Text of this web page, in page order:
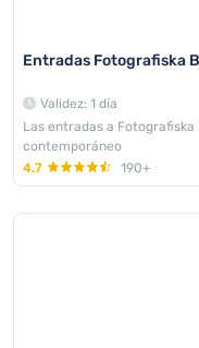
Entradas Fotografiska
Validez: 1 día
Las entradas a
contemporáneo
4.7
190+